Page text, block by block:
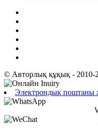
© Авторлық құқық - 2010-
Электрондық поштаны